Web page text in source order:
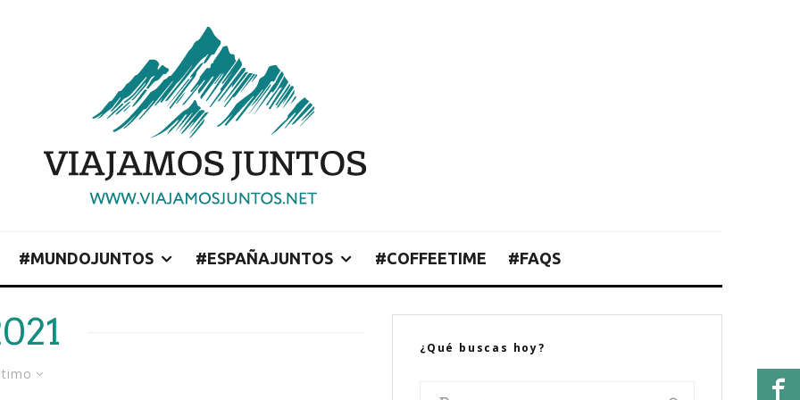
#MUNDOJUNTOS #ESPAÑAJUNTOS #COFFEETIME #FAQS
¿Qué buscas hoy?